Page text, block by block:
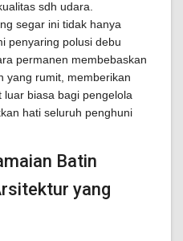
sdh udara.
segar ini tidak hanya
penyaring polusi debu
permanen membebaskan
yang rumit, memberikan
biasa bagi pengelola
hati seluruh penghuni
Batin
yang